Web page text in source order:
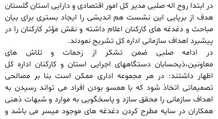
در ابتدا روح اله صلبی مدیر کل امور اقتصادی و دارایی استان گلستان
هدف از برپایی این نشست هم اندیشی را ایجاد بستری برای بیان
مباحث و دغدغه های کارکنان اعلام داشته و نقش مؤثر کارکنان را در
پیشبرد اهداف سازمانی اداره کل تشریح نمودند.
در ادامه صلبی ضمن تشکر از زحمات و تلاش های
معاونین،ذیحسابان دستگاههای اجرایی استان و کارکنان اداره کل
اظهار داشتند: در هر مجموعه اداری ممکن است بنا بر مصالحی
تصمیماتی اتخاذ شود که با همسو بودن افراد می تواند رسیدن به
اهداف سازمانی را محقق سازد و پاسخگویی به موارد و شبهات ذهنی
همکاران در سایه مطرح کردن دغدغه های موجود میسر می باشد و